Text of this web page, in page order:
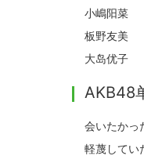
小嶋阳菜
板野友美
大岛优子
AKB48
会いたかっ